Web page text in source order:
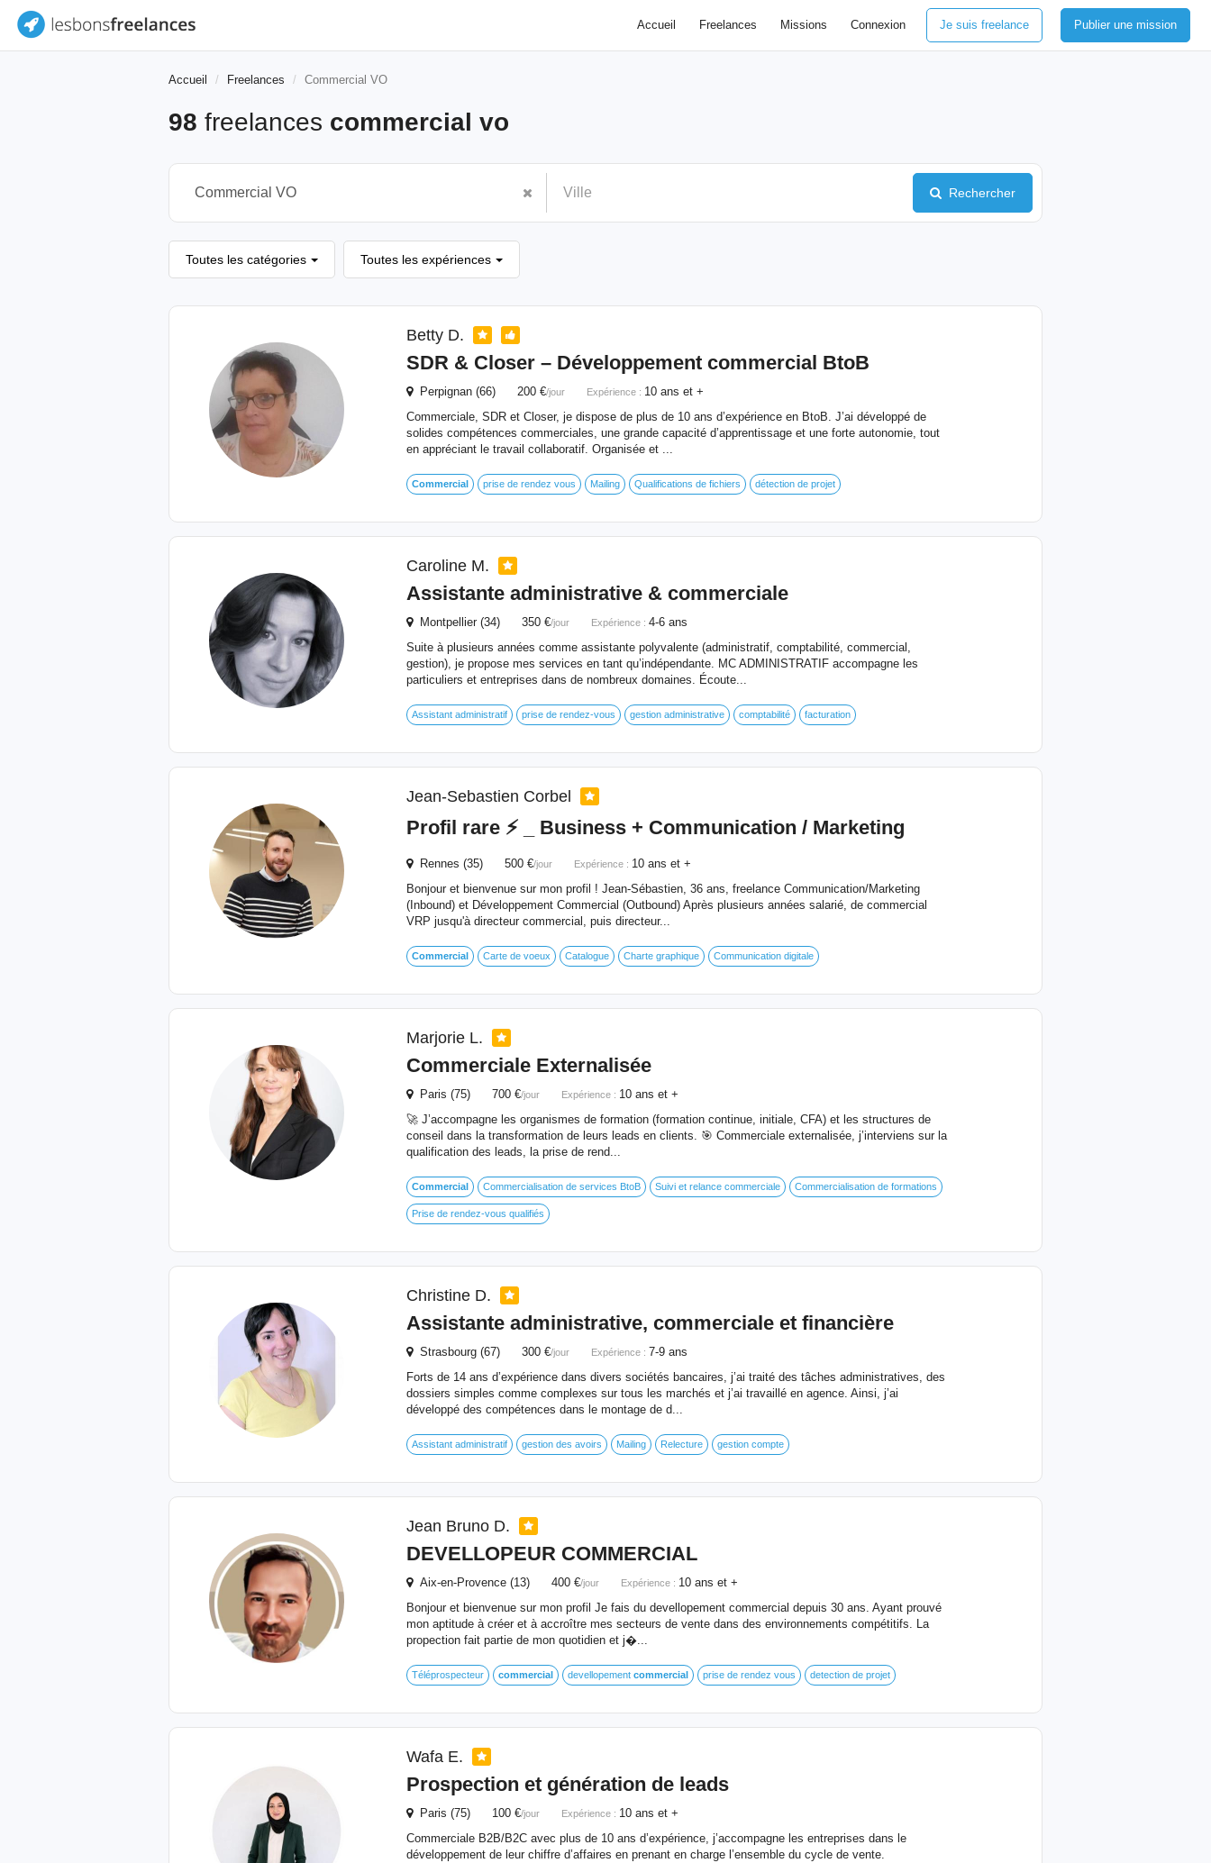
Accueil Freelances Missions Connexion Je suis freelance Publier une mission
Accueil Freelances Commercial VO
98 freelances commercial vo
Rechercher
Toutes les catégories Toutes les expériences
Betty D.
SDR & Closer – Développement commercial BtoB
Perpignan (66) 200 €/jour Expérience : 10 ans et +
Commerciale, SDR et Closer, je dispose de plus de 10 ans d’expérience en BtoB. J’ai développé de
solides compétences commerciales, une grande capacité d’apprentissage et une forte autonomie, tout
en appréciant le travail collaboratif. Organisée et ...
Commercial prise de rendez vous Mailing Qualifications de fichiers détection de projet
Caroline M.
Assistante administrative & commerciale
Montpellier (34) 350 €/jour Expérience : 4-6 ans
Suite à plusieurs années comme assistante polyvalente (administratif, comptabilité, commercial,
gestion), je propose mes services en tant qu’indépendante. MC ADMINISTRATIF accompagne les
particuliers et entreprises dans de nombreux domaines. Écoute...
Assistant administratif prise de rendez-vous gestion administrative comptabilité facturation
Jean-Sebastien Corbel
Profil rare ⚡️ _ Business + Communication / Marketing
Rennes (35) 500 €/jour Expérience : 10 ans et +
Bonjour et bienvenue sur mon profil ! Jean-Sébastien, 36 ans, freelance Communication/Marketing
(Inbound) et Développement Commercial (Outbound) Après plusieurs années salarié, de commercial
VRP jusqu'à directeur commercial, puis directeur...
Commercial Carte de voeux Catalogue Charte graphique Communication digitale
Marjorie L.
Commerciale Externalisée
Paris (75) 700 €/jour Expérience : 10 ans et +
🚀 J’accompagne les organismes de formation (formation continue, initiale, CFA) et les structures de
conseil dans la transformation de leurs leads en clients. 🎯 Commerciale externalisée, j’interviens sur la
qualification des leads, la prise de rend...
Commercial Commercialisation de services BtoB Suivi et relance commerciale Commercialisation de formations
Prise de rendez-vous qualifiés
Christine D.
Assistante administrative, commerciale et financière
Strasbourg (67) 300 €/jour Expérience : 7-9 ans
Forts de 14 ans d’expérience dans divers sociétés bancaires, j’ai traité des tâches administratives, des
dossiers simples comme complexes sur tous les marchés et j’ai travaillé en agence. Ainsi, j’ai
développé des compétences dans le montage de d...
Assistant administratif gestion des avoirs Mailing Relecture gestion compte
Jean Bruno D.
DEVELLOPEUR COMMERCIAL
Aix-en-Provence (13) 400 €/jour Expérience : 10 ans et +
Bonjour et bienvenue sur mon profil Je fais du devellopement commercial depuis 30 ans. Ayant prouvé
mon aptitude à créer et à accroître mes secteurs de vente dans des environnements compétitifs. La
propection fait partie de mon quotidien et j�...
Téléprospecteur commercial devellopement commercial prise de rendez vous detection de projet
Wafa E.
Prospection et génération de leads
Paris (75) 100 €/jour Expérience : 10 ans et +
Commerciale B2B/B2C avec plus de 10 ans d’expérience, j’accompagne les entreprises dans le
développement de leur chiffre d’affaires en prenant en charge l’ensemble du cycle de vente.